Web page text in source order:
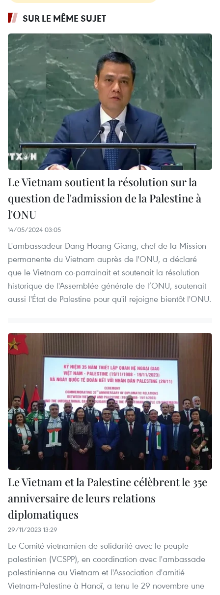
SUR LE MÊME SUJET
Le Vietnam soutient la résolution sur la
question de l'admission de la Palestine à
l'ONU
14/05/2024 03:05
L'ambassadeur Dang Hoang Giang, chef de la Mission
permanente du Vietnam auprès de l'ONU, a déclaré
que le Vietnam co-parrainait et soutenait la résolution
historique de l'Assemblée générale de l’ONU, soutenait
aussi l'État de Palestine pour qu'il rejoigne bientôt l'ONU.
Le Vietnam et la Palestine célèbrent le 35e
anniversaire de leurs relations
diplomatiques
29/11/2023 13:29
Le Comité vietnamien de solidarité avec le peuple
palestinien (VCSPP), en coordination avec l'ambassade
palestinienne au Vietnam et l'Association d'amitié
Vietnam-Palestine à Hanoï, a tenu le 29 novembre une